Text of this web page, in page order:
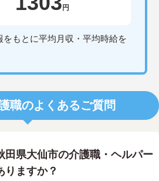
円
もとに平均月収・平均時給を
職のよくあるご質問
田県大仙市の介護職・ヘルパー
りますか？